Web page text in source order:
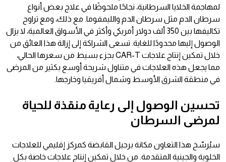
لمهاجمة الخلايا السرطانية، نجاحًا ملحوظًا في علاج بعض أنواع
سرطان الدم مثل سرطان الدم والليمفوما. مع ذلك، ومع تراوح
تكاليفها بين 350 ألف دولار أمريكي وأكثر في الأسواق العالمية، لا يزال
الوصول إليها محدودًا للغاية. تسعى الشراكة إلى إزالة هذا العائق من
خلال تمكين إنتاج علاجات CAR-T بجزء بسيط من سعرها الحالي،
مما يجعل هذه العلاجات في متناول شريحة أوسع بكثير من المرضى
في منطقة الشرق الأوسط وشمال أفريقيا وخارجها.
تحسين الوصول إلى رعاية منقذة للحياة
لمرضى السرطان
سيُرسّخ هذا التعاون مكانة برجيل القابضة كمركز إقليمي للعلاجات
الخلوية والجينية المتقدمة. من خلال تمكين إنتاج علاجات خاصة بكل